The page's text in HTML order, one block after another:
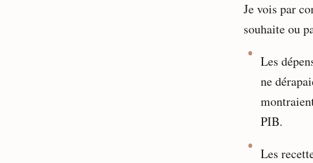
Je vois par
souhaite ou
Les
ne
PIB.
Les